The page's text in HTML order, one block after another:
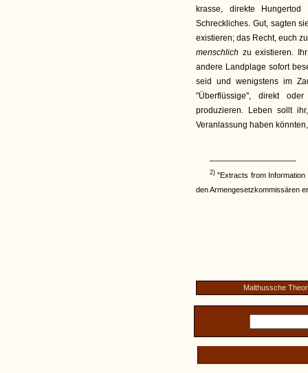
krasse, direkte
Schreckliches. Gut, sagten
existieren; das Recht, euch
menschlich zu existieren.
andere Landplage sofort
seid und wenigstens im
"Überflüssige", direkt
produzieren. Leben sollt
Veranlassung haben
2) "Extracts from
den Armengesetzkommissären
Malthussche